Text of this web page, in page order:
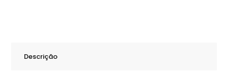
Descrição